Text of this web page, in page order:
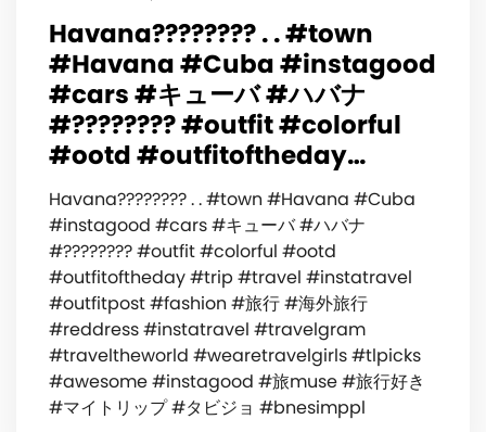
Havana???????? . . #town
#Havana #Cuba #instagood
#cars #キューバ #ハバナ
#???????? #outfit #colorful
#ootd #outfitoftheday…
Havana???????? . . #town #Havana #Cuba
#instagood #cars #キューバ #ハバナ
#???????? #outfit #colorful #ootd
#outfitoftheday #trip #travel #instatravel
#outfitpost #fashion #旅行 #海外旅行
#reddress #instatravel #travelgram
#traveltheworld #wearetravelgirls #tlpicks
#awesome #instagood #旅muse #旅行好き
#マイトリップ #タビジョ #bnesimppl